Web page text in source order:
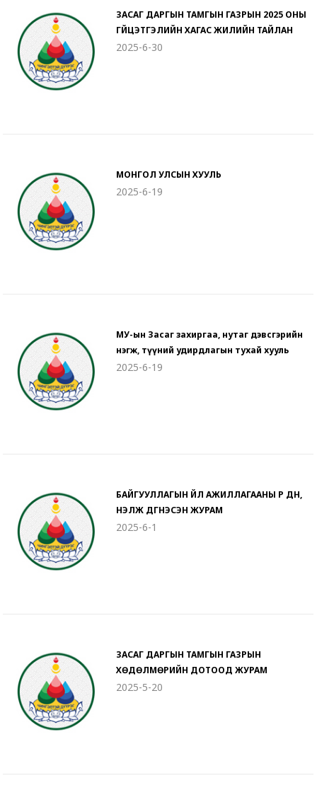
ЗАСАГ ДАРГЫН ТАМГЫН ГАЗРЫН 2025 ОНЫ
ГҮЙЦЭТГЭЛИЙН ХАГАС ЖИЛИЙН ТАЙЛАН
2025-6-30
МОНГОЛ УЛСЫН ХУУЛЬ
2025-6-19
МУ-ын Засаг захиргаа, нутаг дэвсгэрийн
нэгж, түүний удирдлагын тухай хууль
2025-6-19
БАЙГУУЛЛАГЫН ҮЙЛ АЖИЛЛАГААНЫ ҮР ДҮН,
ҮНЭЛЖ ДҮГНЭСЭН ЖУРАМ
2025-6-1
ЗАСАГ ДАРГЫН ТАМГЫН ГАЗРЫН
ХӨДӨЛМӨРИЙН ДОТООД ЖУРАМ
2025-5-20